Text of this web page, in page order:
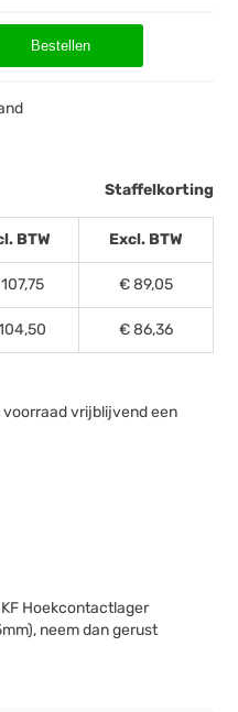
Bestellen
Staffelkorting
BTW Excl. BTW
€ 89,05
€ 86,36
vrijblijvend een
Hoekcontactlager
neem dan gerust